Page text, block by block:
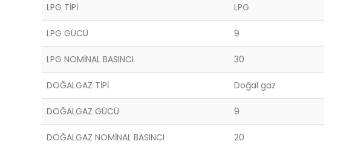
LPG TİPİ LPG
LPG GÜCÜ 9
LPG NOMİNAL BASINCI 30
DOĞALGAZ TİPİ Doğal gaz
DOĞALGAZ GÜCÜ 9
DOĞALGAZ NOMİNAL BASINCI 20